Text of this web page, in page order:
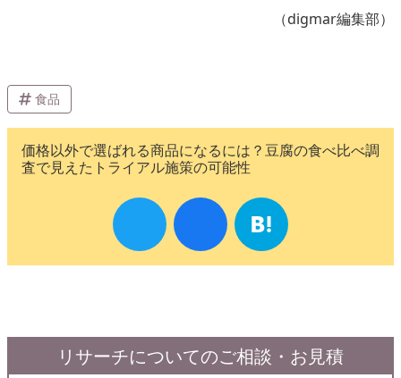
（digmar編集部）
食品
価格以外で選ばれる商品になるには？豆腐の食べ比べ調
査で見えたトライアル施策の可能性
リサーチについてのご相談・お見積